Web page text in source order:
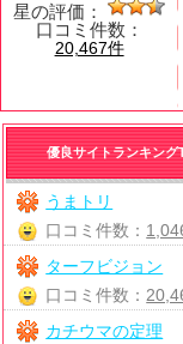
星の評価：
口コミ件数：
20,467件
優良サイトランキング
うまトリ
口コミ件数：
ターフビジョン
口コミ件数：
カチウマの定理